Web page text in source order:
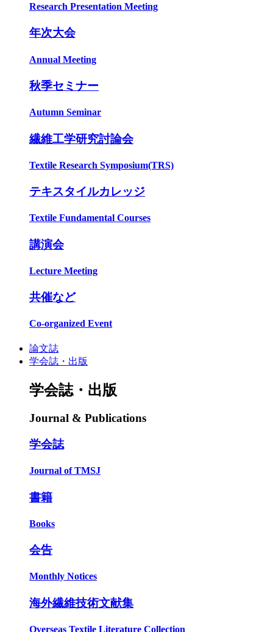
Research Presentation Meeting
年次大会
Annual Meeting
秋季セミナー
Autumn Seminar
繊維工学研究討論会
Textile Research Symposium(TRS)
テキスタイルカレッジ
Textile Fundamental Courses
講演会
Lecture Meeting
共催など
Co-organized Event
論文誌
学会誌・出版
学会誌・出版
Journal & Publications
学会誌
Journal of TMSJ
書籍
Books
会告
Monthly Notices
海外繊維技術文献集
Overseas Textile Literature Collection